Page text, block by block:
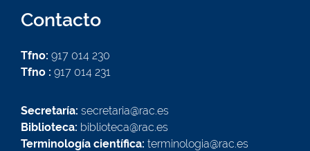
Contacto
Tfno: 917 014 230
Tfno : 917 014 231
Secretaría: secretaria@rac.es
Biblioteca: biblioteca@rac.es
Terminología científica: terminologia@rac.es